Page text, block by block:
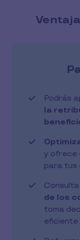
Podrás
la
y ofrece
para tus
Consulta
de los
toma
eficiente